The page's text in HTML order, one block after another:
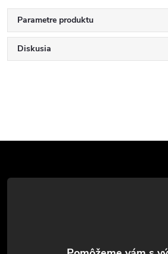
Parametre produktu
Diskusia
á